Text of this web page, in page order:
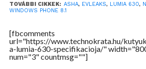
TOVÁBBI CIKKEK: ASHA, EVLEAKS, LUMIA 630,
WINDOWS PHONE 8.1
[fbcomments
url="https://www.technokrata.hu/
a-lumia-630-specifikacioja/"
num="3" countmsg=""]